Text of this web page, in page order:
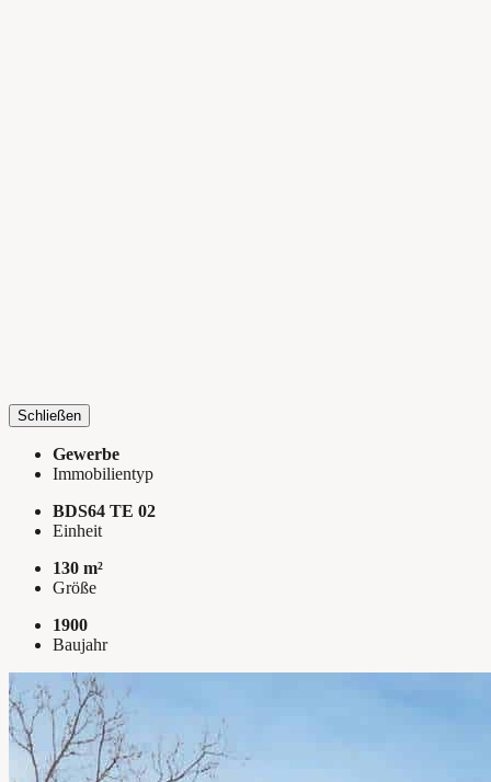
Schließen
Gewerbe
Immobilientyp
BDS64 TE 02
Einheit
130 m²
Größe
1900
Baujahr